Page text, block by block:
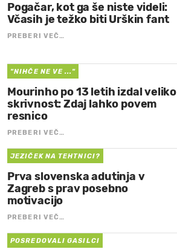
Pogačar, kot ga še niste videli:
Včasih je težko biti Urškin fant
PREBERI VEČ…
"NIHČE NE VE ..."
Mourinho po 13 letih izdal veliko
skrivnost: Zdaj lahko povem
resnico
PREBERI VEČ…
JEZIČEK NA TEHTNICI?
Prva slovenska adutinja v
Zagreb s prav posebno
motivacijo
PREBERI VEČ…
POSREDOVALI GASILCI